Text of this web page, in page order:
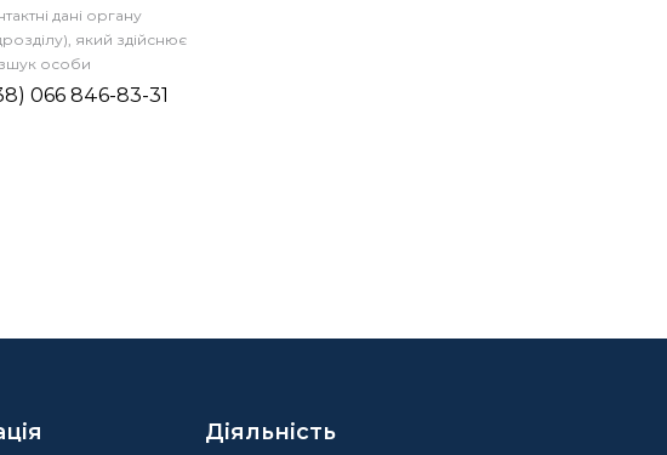
дані органу
який здійснює
особи
066 846-83-31
Діяльність